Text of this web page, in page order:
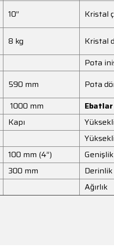
10” Kristal
8 kg Kristal
Pota
590 mm Pota
1000 mm
Ebatlar
Kapı
100 mm (4”) Genişlik
300 mm Derinlik
Ağırlık